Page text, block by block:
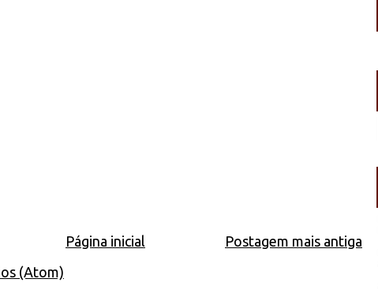
Postagem mais antiga
Página inicial
(Atom)